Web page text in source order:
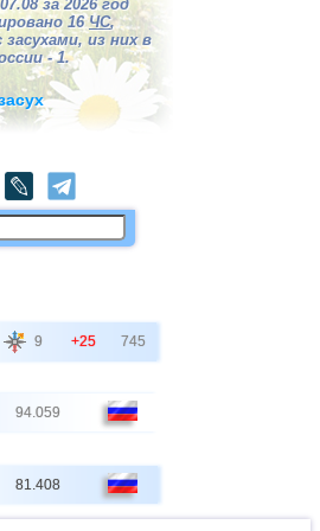
за 2026 год
16ЧС,
засухами, из них в
- 1.
9 +25 745
94.059
81.408